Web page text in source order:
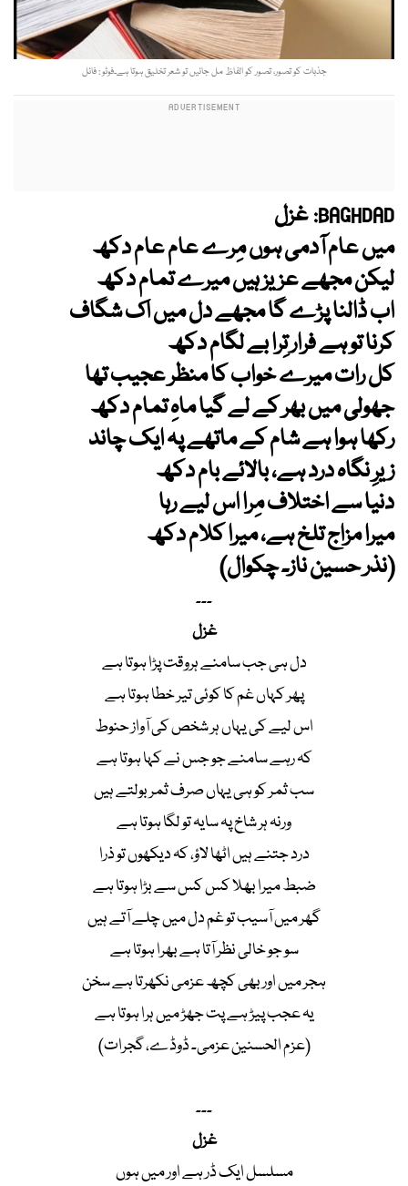
جذبات کو تصور، تصور کو الفاظ مل جائیں تو شعر تخلیق ہوتا ہے۔فوٹو : فائل
BAGHDAD: غزل
میں عام آدمی ہوں مِرے عام عام دکھ
لیکن مجھے عزیز ہیں میرے تمام دکھ
اب ڈالنا پڑے گا مجھے دل میں اک شگاف
کرنا تو ہے فرار تِرا بے لگام دکھ
کل رات میرے خواب کا منظر عجیب تھا
جھولی میں بھر کے لے گیا ماہِ تمام دکھ
رکھا ہوا ہے شام کے ماتھے پہ ایک چاند
زیرِ نگاہ درد ہے، بالائے بام دکھ
دنیا سے اختلاف مِرا اس لیے رہا
میرا مزاج تلخ ہے، میرا کلام دکھ
(نذر حسین ناز۔ چکوال)
۔۔۔
غزل
دل ہی جب سامنے ہروقت پڑا ہوتا ہے
پھر کہاں غم کا کوئی تیر خطا ہوتا ہے
اس لیے کی یہاں ہر شخص کی آواز حنوط
کہ رہے سامنے جو جس نے کہا ہوتا ہے
سب ثمر کو ہی یہاں صرف ثمر بولتے ہیں
ورنہ ہر شاخ پہ سایہ تو لگا ہوتا ہے
درد جتنے ہیں اٹھا لاؤ، کہ دیکھوں تو ذرا
ضبط میرا بھلا کس کس سے بڑا ہوتا ہے
گھر میں آسیب تو غم دل میں چلے آتے ہیں
سو جو خالی نظر آتا ہے بھرا ہوتا ہے
ہجر میں اور بھی کچھ عزمی نکھرتا ہے سخن
یہ عجب پیڑ ہے پت جھڑ میں ہرا ہوتا ہے
(عزم الحسنین عزمی۔ ڈوڈے، گجرات)
۔۔۔
غزل
مسلسل ایک ڈر ہے اور میں ہوں